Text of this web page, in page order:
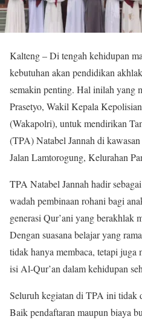
Kalteng – Di tengah kehidupan
kebutuhan akan pendidikan
semakin penting. Hal inilah yang
Prasetyo, Wakil Kepala
(Wakapolri), untuk mendirikan
(TPA) Natabel Jannah di
Jalan Lamtorogung, Kelurahan
TPA Natabel Jannah hadir
wadah pembinaan rohani bagi
generasi Qur’ani yang berakhlak
Dengan suasana belajar yang
tidak hanya membaca, tetapi juga
isi Al-Qur’an dalam kehidupan
Seluruh kegiatan di TPA ini tidak
Baik pendaftaran maupun biaya